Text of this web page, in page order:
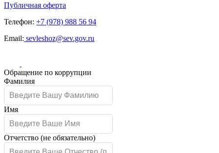
Публичная оферта
Телефон: +7 (978) 988 56 94
Email: sevleshoz@sev.gov.ru
Обращение по коррупции
Leave
this
field
blank
Фамилия
Имя
Отчетство (не обязательно)